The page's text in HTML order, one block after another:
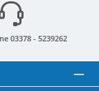
03378 - 5239262